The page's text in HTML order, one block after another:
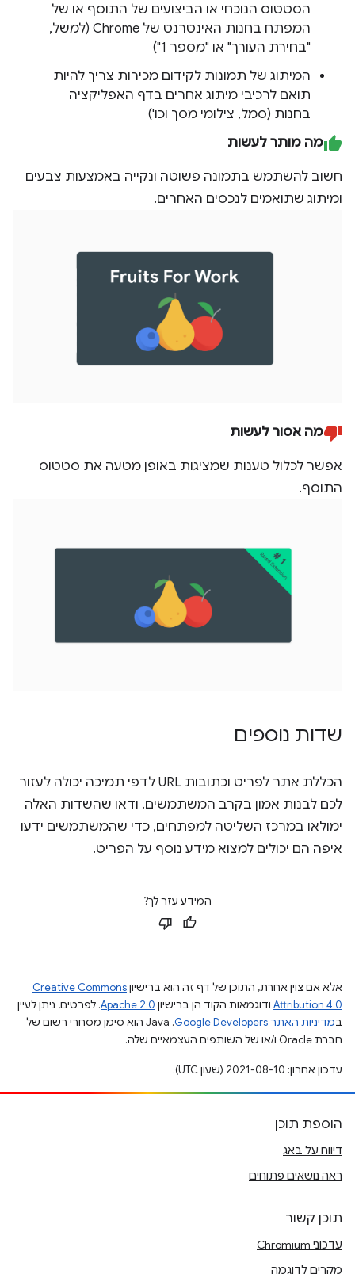
הסטטוס הנוכחי או הביצועים של התוסף או של
המפתח בחנות האינטרנט של Chrome (למשל,
"בחירת העורך" או "מספר 1")
המיתוג של תמונות לקידום מכירות צריך להיות
תואם לרכיבי מיתוג אחרים בדף האפליקציה
בחנות (סמל, צילומי מסך וכו')
מה מותר לעשות
חשוב להשתמש בתמונה פשוטה ונקייה באמצעות צבעים
ומיתוג שתואמים לנכסים האחרים.
מה אסור לעשות
אפשר לכלול טענות שמציגות באופן מטעה את סטטוס
התוסף.
שדות נוספים
הכללת אתר לפריט וכתובות URL לדפי תמיכה יכולה לעזור
לכם לבנות אמון בקרב המשתמשים. ודאו שהשדות האלה
ימולאו במרכז השליטה למפתחים, כדי שהמשתמשים ידעו
איפה הם יכולים למצוא מידע נוסף על הפריט.
המידע עזר לך?
אלא אם צוין אחרת, התוכן של דף זה הוא ברישיוןCreative Commons
Attribution 4.0 ודוגמאות הקוד הן ברישיון Apache 2.0. לפרטים, ניתן לעיין
במדיניות האתר Google Developers‏
.‏ Java הוא סימן מסחרי רשום של
חברת Oracle ו/או של השותפים העצמאיים שלה.
עדכון אחרון: 2021-08-10 (שעון UTC).
הוספת תוכן
דיווח על באג
ראה נושאים פתוחים
תוכן קשור
עדכוני Chromium
מקרים לדוגמה